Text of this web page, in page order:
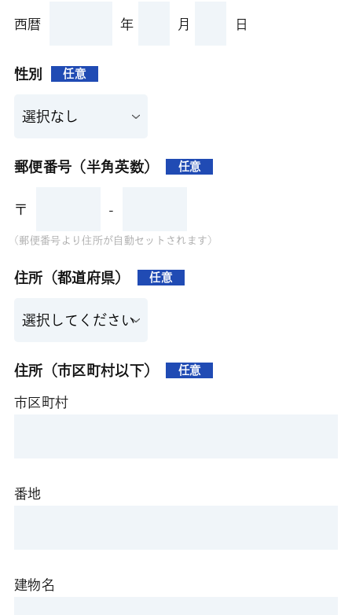
西暦 年 月 日
性別 任意
郵便番号（半角英数） 任意
〒 -
(郵便番号より住所が自動セットされます)
住所（都道府県） 任意
住所（市区町村以下） 任意
市区町村
番地
建物名